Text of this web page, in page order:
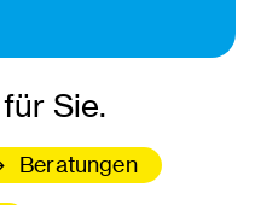
Sie.
Beratungen